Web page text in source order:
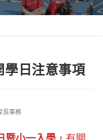
日注意事項
長事務